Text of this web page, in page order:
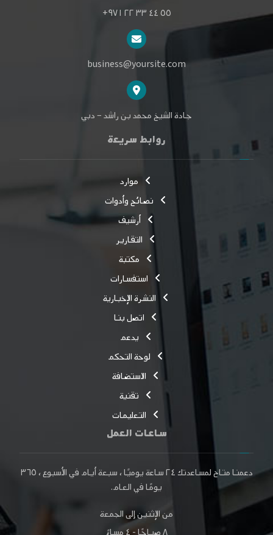
٥٥ ٤٤ ٣٣ ٢٢ ٩٧١+
business@yoursite.com
جادة الشيخ محمد بن راشد – دبي
روابط سريعة
موارد
نصائح وأدوات
أرشيف
التقارير
مكتبة
استفسارات
النشرة الإخبارية
اتصل بنا
يدعم
لوحة التحكم
الاستضافة
تقنية
التعليمات
ساعات العمل
دعمنا متاح لمساعدتك ٢٤ ساعة يوميًا ، سبعة أيام في الأسبوع ،٣٦٥
يومًافي العام.
من الإثنين إلى الجمعة
٨ صباحًا - ٤ مساءً